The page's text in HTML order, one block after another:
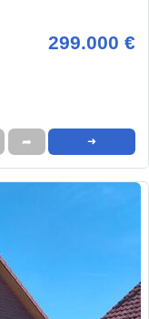
299.000 €
➦ ➜